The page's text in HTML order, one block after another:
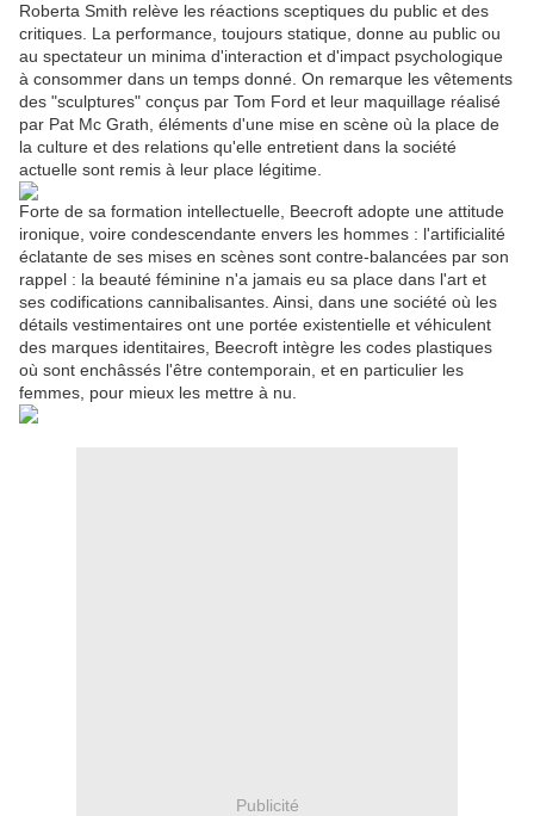
Roberta Smith relève les réactions sceptiques du public et des
critiques. La performance, toujours statique, donne au public ou
au spectateur un minima d'interaction et d'impact psychologique
à consommer dans un temps donné. On remarque les vêtements
des "sculptures" conçus par Tom Ford et leur maquillage réalisé
par Pat Mc Grath, éléments d'une mise en scène où la place de
la culture et des relations qu'elle entretient dans la société
actuelle sont remis à leur place légitime.
Forte de sa formation intellectuelle, Beecroft adopte une attitude
ironique, voire condescendante envers les hommes : l'artificialité
éclatante de ses mises en scènes sont contre-balancées par son
rappel : la beauté féminine n'a jamais eu sa place dans l'art et
ses codifications cannibalisantes. Ainsi, dans une société où les
détails vestimentaires ont une portée existentielle et véhiculent
des marques identitaires, Beecroft intègre les codes plastiques
où sont enchâssés l'être contemporain, et en particulier les
femmes, pour mieux les mettre à nu.
Publicité